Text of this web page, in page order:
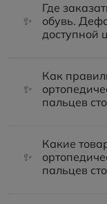
✨
Где
обувь.
доступной
✨
Как
пальцев
✨
Какие
пальцев